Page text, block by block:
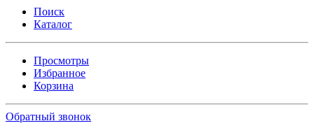
Поиск
Каталог
Просмотры
Избранное
Корзина
Обратный звонок